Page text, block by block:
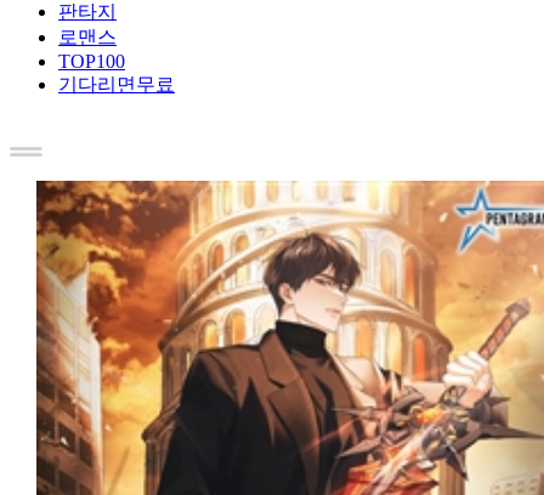
판타지
로맨스
TOP100
기다리면무료